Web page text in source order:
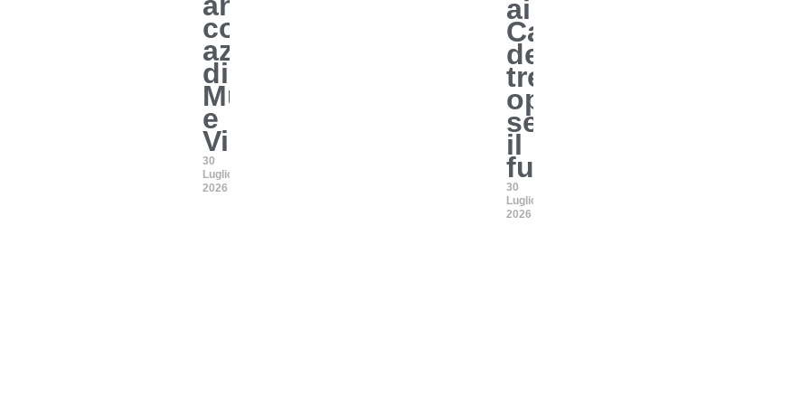
colpite
aziende
di
Mugnano
e
Villaricca
30
Luglio
2026
ai
Cappuccini:
denunciati
tre
operai,
sequestrato
il
furgone
30
Luglio
2026